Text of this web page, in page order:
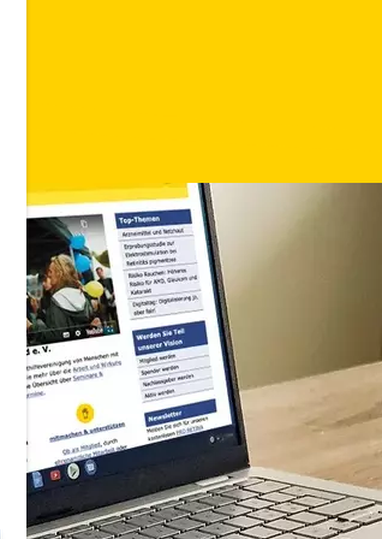
Formaten an
dieses bestellen bzw. herunterladen